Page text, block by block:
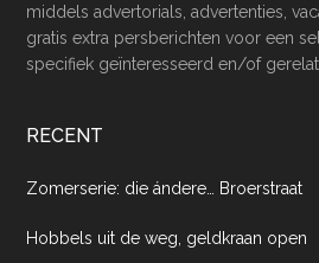
middels advertorials, advertenties,
gratis extra persberichten voor een
specifiek geïnteresseerd en/of
RECENT
Zomerserie: die ándere… Broerstraat
Hobbels uit de weg, geldkraan open